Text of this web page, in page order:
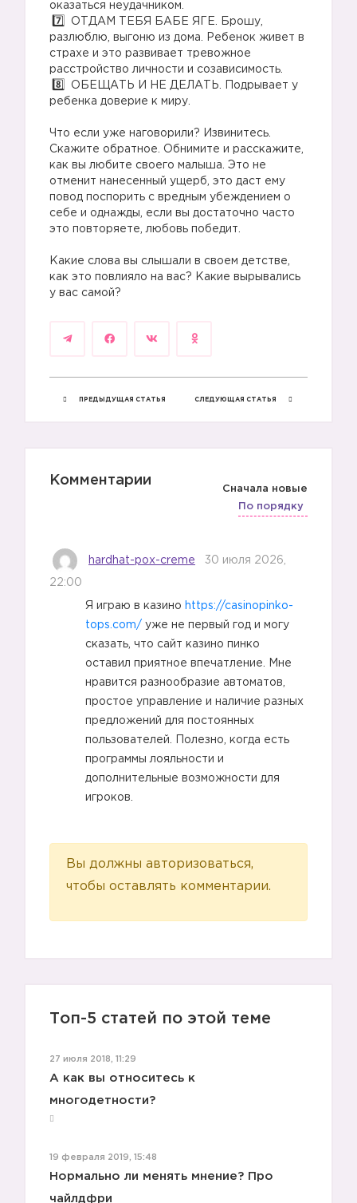
оказаться неудачником.
ОТДАМ ТЕБЯ БАБЕ ЯГЕ. Брошу,
разлюблю, выгоню из дома. Ребенок живет в
страхе и это развивает тревожное
расстройство личности и созависимость.
ОБЕЩАТЬ И НЕ ДЕЛАТЬ. Подрывает у
ребенка доверие к миру.
Что если уже наговорили? Извинитесь.
Скажите обратное. Обнимите и расскажите,
как вы любите своего малыша. Это не
отменит нанесенный ущерб, это даст ему
повод поспорить с вредным убеждением о
себе и однажды, если вы достаточно часто
это повторяете, любовь победит.
Какие слова вы слышали в своем детстве,
как это повлияло на вас? Какие вырывались
у вас самой?
ПРЕДЫДУЩАЯ СТАТЬЯ СЛЕДУЮЩАЯ СТАТЬЯ
Комментарии
Сначала новые
По порядку
hardhat-pox-creme 30 июля 2026,
22:00
Я играю в казино https://casinopinko-
tops.com/ уже не первый год и могу
сказать, что сайт казино пинко
оставил приятное впечатление. Мне
нравится разнообразие автоматов,
простое управление и наличие разных
предложений для постоянных
пользователей. Полезно, когда есть
программы лояльности и
дополнительные возможности для
игроков.
Вы должны авторизоваться,
чтобы оставлять комментарии.
Топ-5 статей по этой теме
27 июля 2018, 11:29
А как вы относитесь к
многодетности?
19 февраля 2019, 15:48
Нормально ли менять мнение? Про
чайлдфри